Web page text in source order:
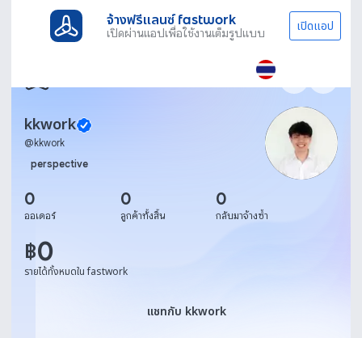
จ้างฟรีแลนซ์ fastwork
เปิดผ่านแอปเพื่อใช้งานเต็มรูปแบบ เปิดแอป
kkwork
@ kkwork
perspective
0
ออเดอร์
0
ลูกค้าทั้งสิ้น
0
กลับมาจ้างซ้ำ
฿0
รายได้ทั้งหมดใน fastwork
แชทกับ kkwork
แชทกับ kkwork